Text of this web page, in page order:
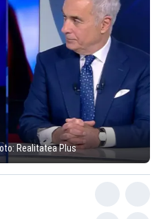
Realitatea Plus